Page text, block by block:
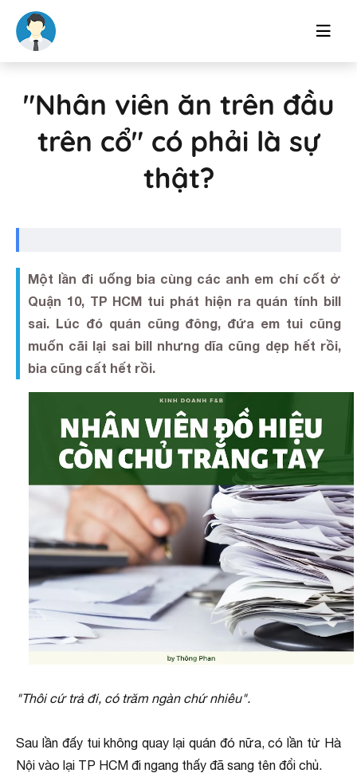
"Nhân viên ăn trên đầu
trên cổ" có phải là sự
thật?
Một lần đi uống bia cùng các anh em chí cốt ở
Quận 10, TP HCM tui phát hiện ra quán tính bill
sai. Lúc đó quán cũng đông, đứa em tui cũng
muốn cãi lại sai bill nhưng dĩa cũng dẹp hết rồi,
bia cũng cất hết rồi.
"Thôi cứ trả đi, có trăm ngàn chứ nhiêu".
Sau lần đấy tui không quay lại quán đó nữa, có lần từ Hà
Nội vào lại TP HCM đi ngang thấy đã sang tên đổi chủ.